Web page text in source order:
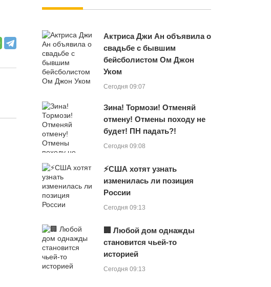
Актриса Джи Ан объявила о
свадьбе с бывшим
бейсболистом Ом Джон
Уком
Сегодня 09:07
Зина! Тормози! Отменяй
отмену! Отмены походу не
будет! ПН падать?!
Сегодня 09:08
⚡США хотят узнать
изменилась ли позиция
России
Сегодня 09:13
🏢 Любой дом однажды
становится чьей-то
историей
Сегодня 09:13